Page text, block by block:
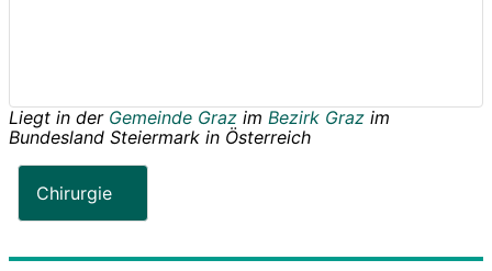
Liegt in der Gemeinde Graz im Bezirk Graz im
Bundesland Steiermark in Österreich
Chirurgie